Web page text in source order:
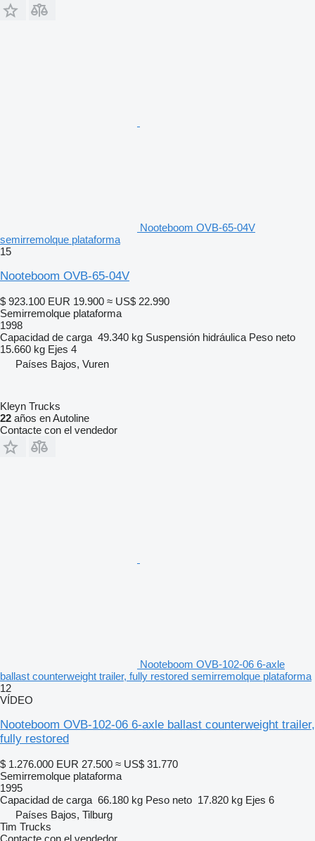
Nooteboom OVB-65-04V
semirremolque plataforma
15
Nooteboom OVB-65-04V
$ 923.100 EUR 19.900 ≈ US$ 22.990
Semirremolque plataforma
1998
Capacidad de carga 49.340 kg Suspensión hidráulica Peso neto
15.660 kg Ejes 4
Países Bajos, Vuren
Kleyn Trucks
22 años en Autoline
Contacte con el vendedor
Nooteboom OVB-102-06 6-axle
ballast counterweight trailer, fully restored semirremolque plataforma
12
VÍDEO
Nooteboom OVB-102-06 6-axle ballast counterweight trailer,
fully restored
$ 1.276.000 EUR 27.500 ≈ US$ 31.770
Semirremolque plataforma
1995
Capacidad de carga 66.180 kg Peso neto 17.820 kg Ejes 6
Países Bajos, Tilburg
Tim Trucks
Contacte con el vendedor